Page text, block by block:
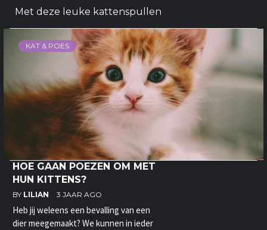
Met deze leuke kattenspullen
KAT & POES
HOE GAAN POEZEN OM MET
HUN KITTENS?
BY LILIAN 3 JAAR AGO
Heb jij weleens een bevalling van een
dier meegemaakt? We kunnen in ieder